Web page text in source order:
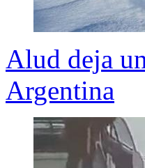
Alud deja
Argentina